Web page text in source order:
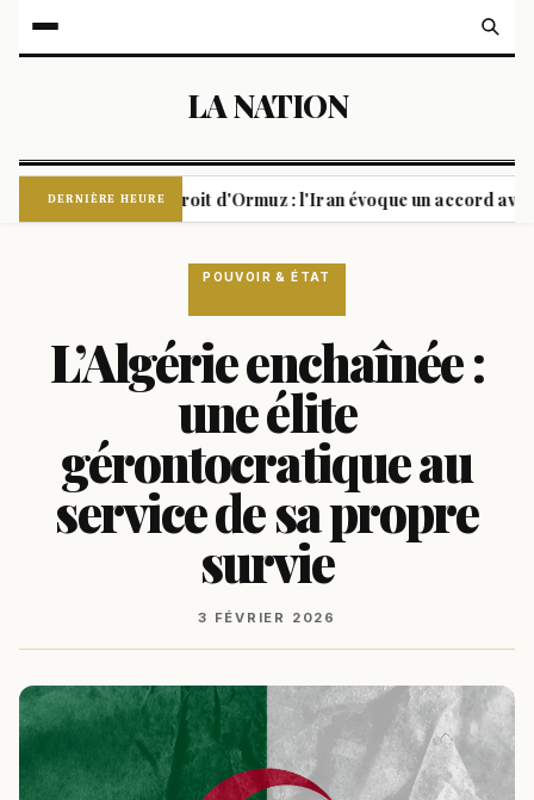
LA NATION
DERNIÈRE HEURE
| Détroit d'Ormuz : l'Iran évoque un accord avec
POUVOIR & ÉTAT
L’Algérie enchaînée :
une élite
gérontocratique au
service de sa propre
survie
3 FÉVRIER 2026